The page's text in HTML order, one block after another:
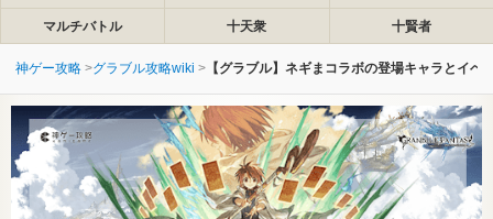
マルチバトル 十天衆 十賢者
神ゲー攻略 グラブル攻略wiki 【グラブル】ネギまコラボの登場キャラとイベ